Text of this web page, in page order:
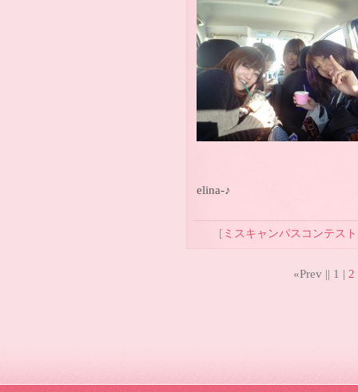
elina-♪
[ ミスキャンパスコンテスト
«Prev || 1 | 2